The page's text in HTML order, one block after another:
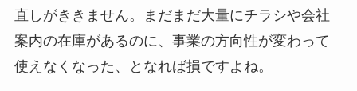
直しがききません。まだまだ大量にチラシや会社
案内の在庫があるのに、事業の方向性が変わって
使えなくなった、となれば損ですよね。